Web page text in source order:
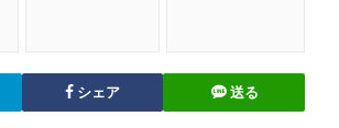
シェア 送る